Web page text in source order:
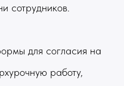
сотрудников.
для согласия на
работу,